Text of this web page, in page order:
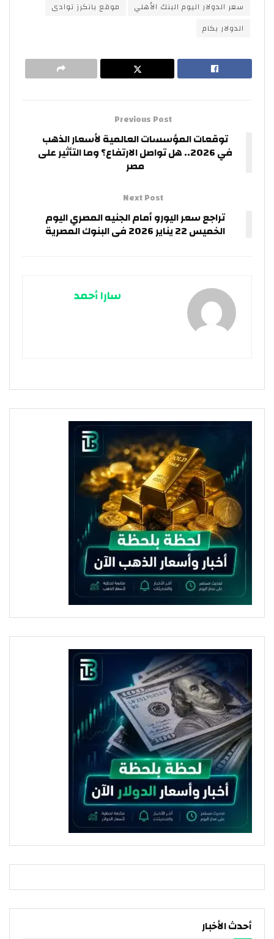
سعر الدولار اليوم البنك الأهلي
موقع بانكرز توادى
الدولار بكام
Previous Post
توقعات المؤسسات العالمية لأسعار الذهب
في 2026.. هل تواصل الارتفاع؟ وما التأثير على
مصر
Next Post
تراجع سعر اليورو أمام الجنيه المصري اليوم
الخميس 22 يناير 2026 فى البنوك المصرية
سارا أحمد
أحدث الأخبار